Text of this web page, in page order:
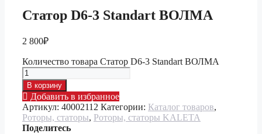
Статор D6-3 Standart ВОЛМА
2 800₽
Количество товара Статор D6-3 Standart ВОЛМА
В корзину
Добавить в избранное
Артикул: 40002112 Категории: Каталог товаров,
Роторы, статоры, Роторы, статоры KALETA
Поделитесь